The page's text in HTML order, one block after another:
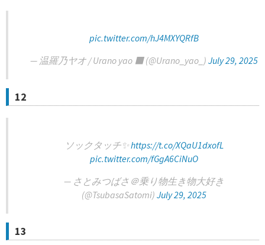
pic.twitter.com/hJ4MXYQRfB
— 温羅乃ヤオ / Urano yao ‍⬛ (@Urano_yao_) July 29, 2025
12
ソックタッチ✨https://t.co/XQaU1dxofL
pic.twitter.com/fGgA6CiNuO
— さとみつばさ＠乗り物生き物大好き
(@TsubasaSatomi) July 29, 2025
13